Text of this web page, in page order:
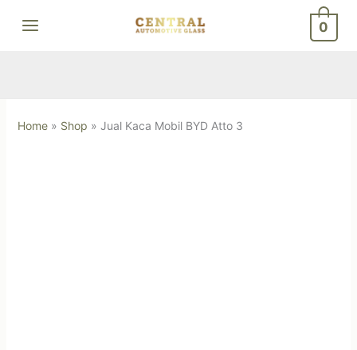
0
Home» Shop » Jual Kaca Mobil BYD Atto 3